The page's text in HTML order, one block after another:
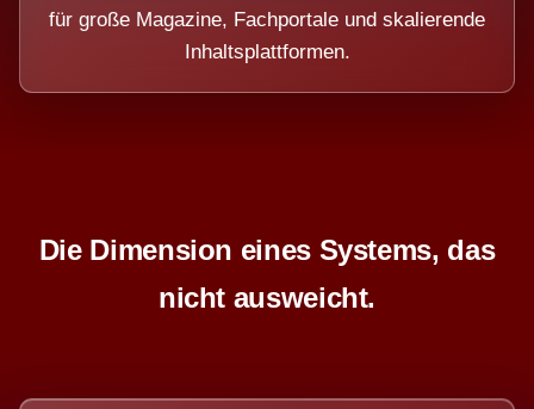
für große Magazine, Fachportale und skalierende
Inhaltsplattformen.
Die Dimension eines Systems, das
nicht ausweicht.